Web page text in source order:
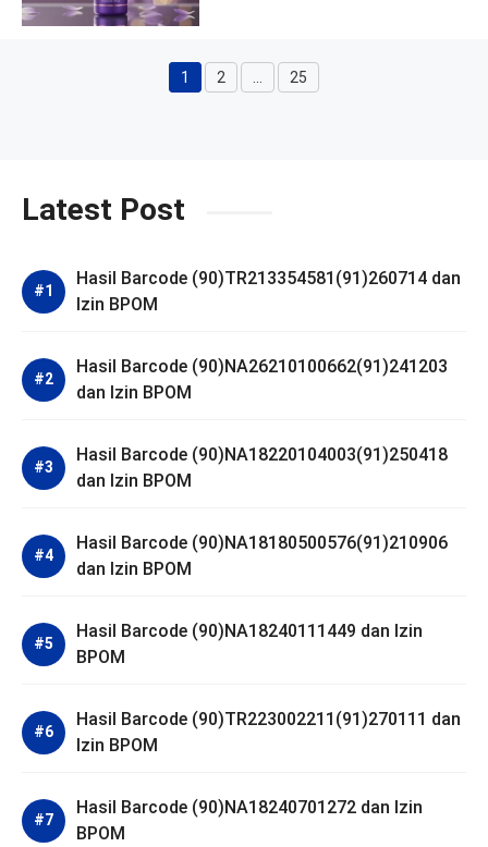
Halaman
1 Halaman
2 Halaman
25
Latest Post
Hasil Barcode (90)TR213354581(91)260714 dan
Izin BPOM
Hasil Barcode (90)NA26210100662(91)241203
dan Izin BPOM
Hasil Barcode (90)NA18220104003(91)250418
dan Izin BPOM
Hasil Barcode (90)NA18180500576(91)210906
dan Izin BPOM
Hasil Barcode (90)NA18240111449 dan Izin
BPOM
Hasil Barcode (90)TR223002211(91)270111 dan
Izin BPOM
Hasil Barcode (90)NA18240701272 dan Izin
BPOM